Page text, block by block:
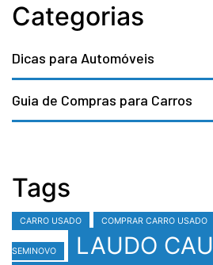
Categorias
Dicas para Automóveis
Guia de Compras para Carros
Tags
CARRO USADO COMPRAR CARRO USADO
SEMINOVO
LAUDO